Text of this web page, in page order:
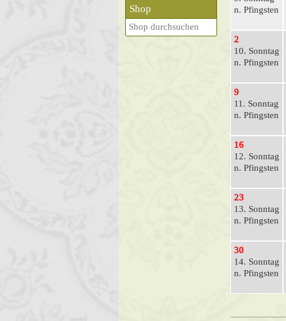
Shop
n. Pfingsten
2
10. Sonntag
n. Pfingsten
9
11. Sonntag
n. Pfingsten
16
12. Sonntag
n. Pfingsten
23
13. Sonntag
n. Pfingsten
30
14. Sonntag
n. Pfingsten